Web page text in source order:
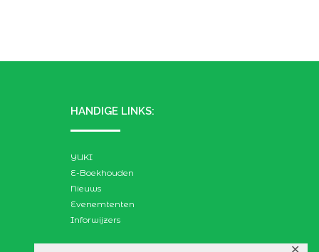
✕
HANDIGE LINKS:
YUKI
E-Boekhouden
Nieuws
Evenemtenten
Inforwijzers